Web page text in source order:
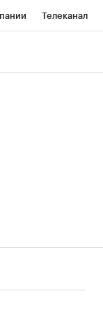
Телеканал